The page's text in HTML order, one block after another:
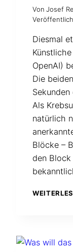
Von Josef
Diesmal
OpenAI)
Die
Als
natürlich
Blöcke –
den Block